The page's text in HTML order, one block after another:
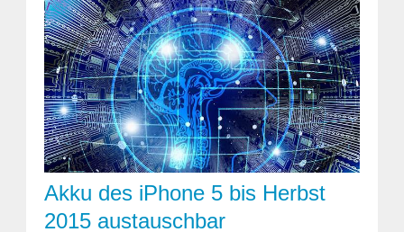
Akku des iPhone 5 bis Herbst
2015 austauschbar